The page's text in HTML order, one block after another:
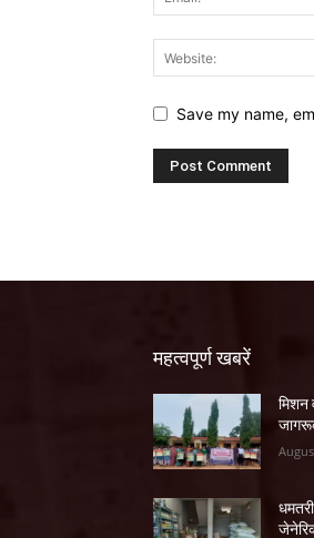
Save my name,
महत्वपूर्ण खबरें
मिशन